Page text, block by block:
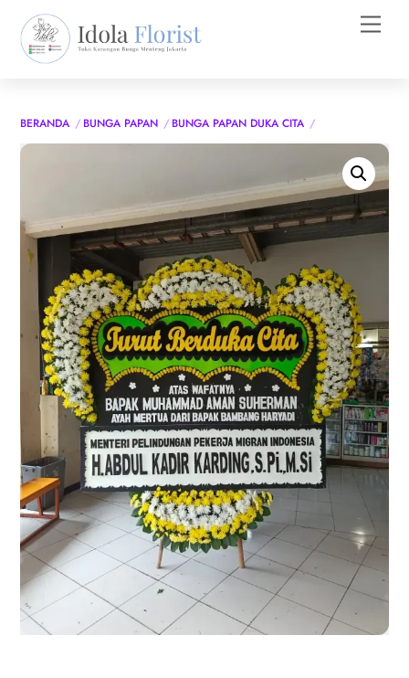
content
BERANDA BUNGA PAPAN BUNGA PAPAN DUKA CITA